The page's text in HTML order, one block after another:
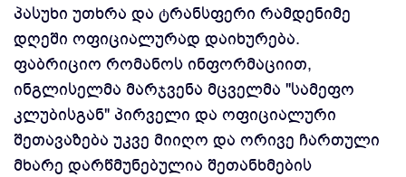
პასუხი უთხრა და ტრანსფერი რამდენიმე
დღეში ოფიციალურად დაიხურება.
ფაბრიციო რომანოს ინფორმაციით,
ინგლისელმა მარჯვენა მცველმა "სამეფო
კლუბისგან" პირველი და ოფიციალური
შეთავაზება უკვე მიიღო და ორივე ჩართული
მხარე დარწმუნებულია შეთანხმების